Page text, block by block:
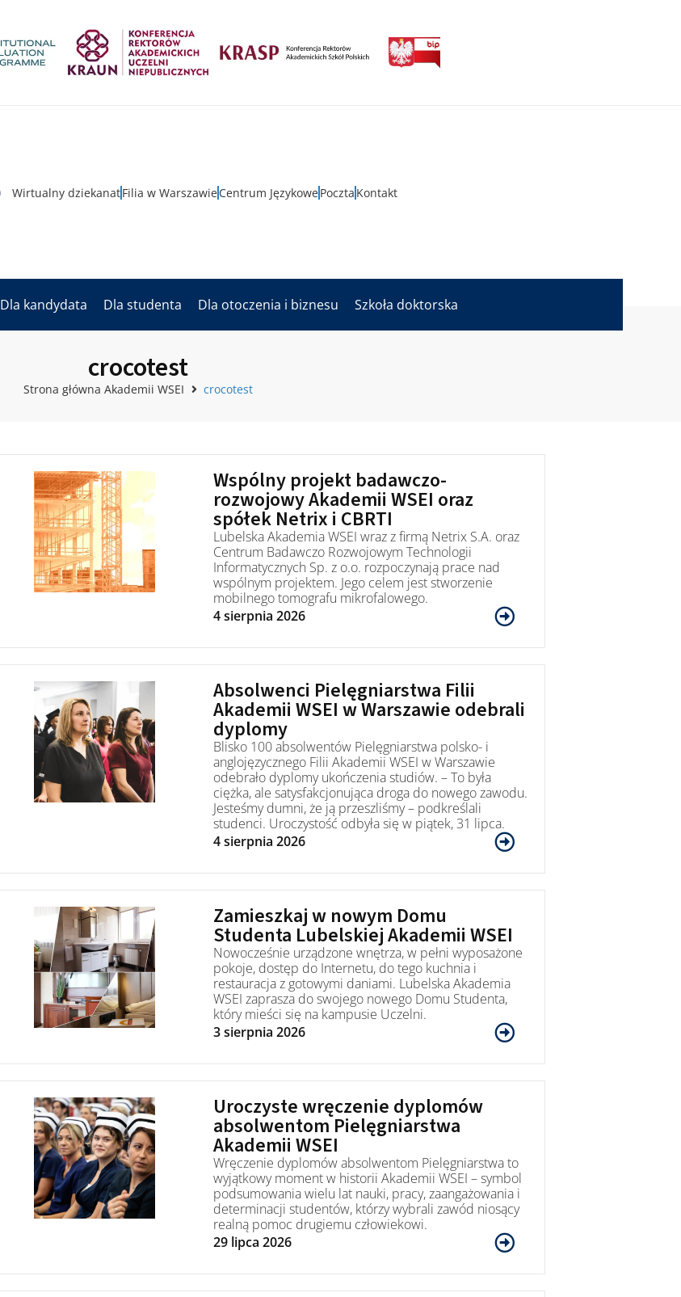
Wirtualny dziekanatFilia w WarszawieCentrum JęzykowePoczta Kontakt
Dla kandydata Dla studenta Dla otoczenia i biznesu Szkoła doktorska
crocotest
Strona główna Akademii WSEI crocotest
Wspólny projekt badawczo-
rozwojowy Akademii WSEI oraz
spółek Netrix i CBRTI
Lubelska Akademia WSEI wraz z firmą Netrix S.A. oraz
Centrum Badawczo Rozwojowym Technologii
Informatycznych Sp. z o.o. rozpoczynają prace nad
wspólnym projektem. Jego celem jest stworzenie
mobilnego tomografu mikrofalowego.
4 sierpnia 2026
Absolwenci Pielęgniarstwa Filii
Akademii WSEI w Warszawie odebrali
dyplomy
Blisko 100 absolwentów Pielęgniarstwa polsko- i
anglojęzycznego Filii Akademii WSEI w Warszawie
odebrało dyplomy ukończenia studiów. – To była
ciężka, ale satysfakcjonująca droga do nowego zawodu.
Jesteśmy dumni, że ją przeszliśmy – podkreślali
studenci. Uroczystość odbyła się w piątek, 31 lipca.
4 sierpnia 2026
Zamieszkaj w nowym Domu
Studenta Lubelskiej Akademii WSEI
Nowocześnie urządzone wnętrza, w pełni wyposażone
pokoje, dostęp do Internetu, do tego kuchnia i
restauracja z gotowymi daniami. Lubelska Akademia
WSEI zaprasza do swojego nowego Domu Studenta,
który mieści się na kampusie Uczelni.
3 sierpnia 2026
Uroczyste wręczenie dyplomów
absolwentom Pielęgniarstwa
Akademii WSEI
Wręczenie dyplomów absolwentom Pielęgniarstwa to
wyjątkowy moment w historii Akademii WSEI – symbol
podsumowania wielu lat nauki, pracy, zaangażowania i
determinacji studentów, którzy wybrali zawód niosący
realną pomoc drugiemu człowiekowi.
29 lipca 2026